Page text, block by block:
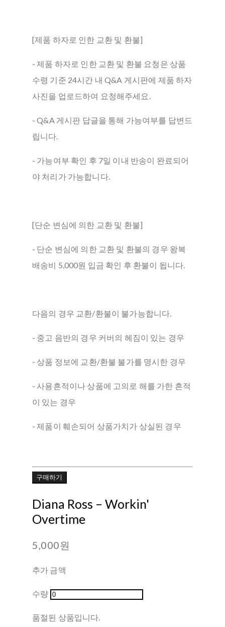
[제품 하자로 인한 교환 및 환불]
- 제품 하자로 인한 교환 및 환불 요청은 상품
수령 기준 24시간 내 Q&A 게시판에 제품 하자
사진을 업로드하여 요청해주세요.
- Q&A 게시판 답글을 통해 가능여부를 답변드
립니다.
- 가능여부 확인 후 7일 이내 반송이 완료되어
야 처리가 가능합니다.
[단순 변심에 의한 교환 및 환불]
- 단순 변심에 의한 교환 및 환불의 경우 왕복
배송비 5,000원 입금 확인 후 환불이 됩니다.
다음의 경우 교환/환불이 불가능합니다.
- 중고 음반의 경우 커버의 헤짐이 있는 경우
- 상품 정보에 교환/환불 불가를 명시한 경우
- 사용흔적이나 상품에 고의로 해를 가한 흔적
이 있는 경우
- 제품이 훼손되어 상품가치가 상실된 경우
구매하기
Diana Ross ‎– Workin'
Overtime
5,000원
추가 금액
수량
품절된 상품입니다.